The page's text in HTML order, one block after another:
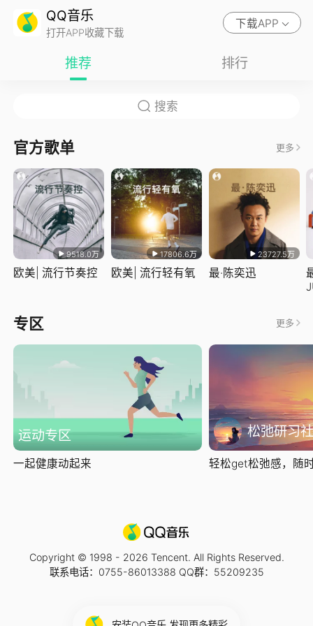
QQ音乐
打开APP收藏下载
下载APP
推荐 排行
官方歌单 更多
9518.0万
欧美| 流行节奏控
17806.6万
欧美| 流行轻有氧
23727.5万
最·陈奕迅
专区 更多
运动专区
一起健康动起来
松弛研习社
轻松get松弛感，随
Copyright © 1998 - 2026 Tencent. All Rights Reserved.
联系电话：0755-86013388 QQ群：55209235